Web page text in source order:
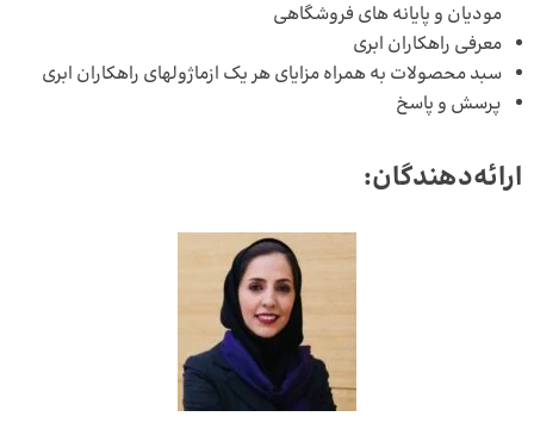
مودیان و پایانه های فروشگاهی
معرفی راهکاران ابری
سبد محصولات به همراه مزایای هر یک ازماژولهای راهکاران ابری
پرسش و پاسخ
ارائه‌دهندگان: